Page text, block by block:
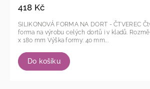
418 Kč
Do košíku
SILIKONOVÁ FORMA NA DORT - ČTVEREC Čtvercová silikonová
forma na výrobu celých dortů i v kladů. Rozměr formy: 180
x 180 mm Výška formy: 40 mm...